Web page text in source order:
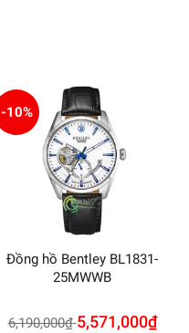
-10%
Đồng hồ Bentley BL1831-
25MWWB
6,190,000₫ 5,571,000₫